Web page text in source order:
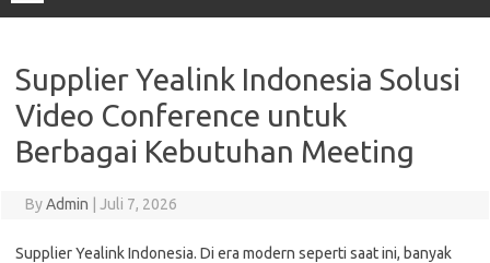
Supplier Yealink Indonesia Solusi
Video Conference untuk
Berbagai Kebutuhan Meeting
ByAdmin Juli 7, 2026
Supplier Yealink Indonesia. Di era modern seperti saat ini, banyak